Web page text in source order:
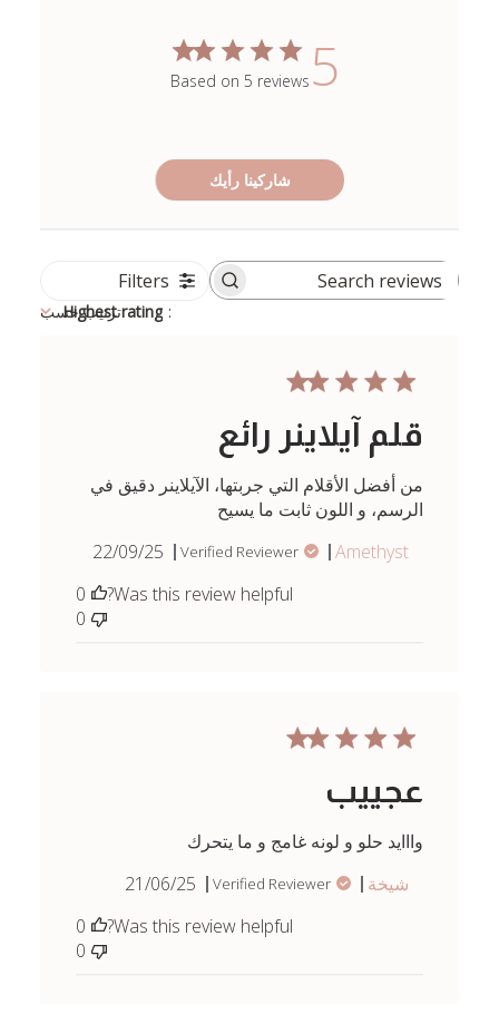
5
Based on 5 reviews
شاركينا رأيك
Search
Filters
ترتيب حسب :
Highest rating
قلم آيلاينر رائع
من أفضل الأقلام التي جربتها، الآيلاينر دقيق في
الرسم، و اللون ثابت ما يسيح
Amethyst
Verified Reviewer
Published22/09/25
Was this review helpful?
0
0
عجييب
وااايد حلو و لونه غامج و ما يتحرك
شيخة
Verified Reviewer
Published21/06/25
Was this review helpful?
0
0